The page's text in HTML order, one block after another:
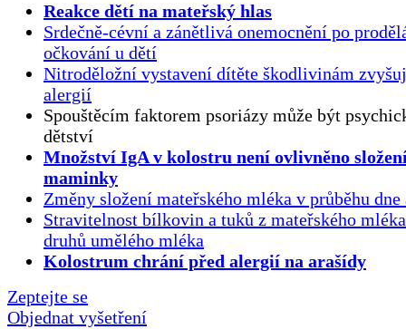
Reakce dětí na mateřský hlas
Srdečně-cévní a zánětlivá onemocnění po
očkování u dětí
Nitroděložní vystavení dítěte škodlivinám
alergií
Spouštěcím faktorem psoriázy může být
dětství
Množství IgA v kolostru není ovlivněno
maminky
Změny složení mateřského mléka v průběhu dne
Stravitelnost bílkovin a tuků z mateřského
druhů umělého mléka
Kolostrum chrání před alergií na arašídy
Zeptejte se
Objednat vyšetření